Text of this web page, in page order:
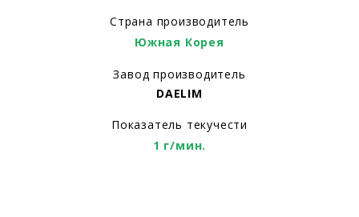
Страна производитель
Южная Корея
Завод производитель
DAELIM
Показатель текучести
1 г/мин.